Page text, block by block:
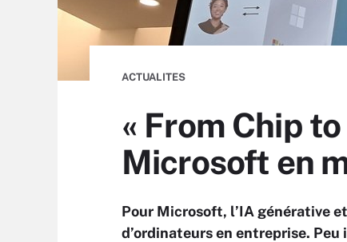
ACTUALITES
« From Chip
Microsoft en
Pour Microsoft, l’IA générative
d’ordinateurs en entreprise.